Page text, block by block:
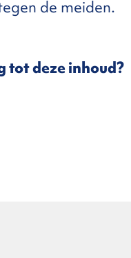
de meiden.
tot deze inhoud?